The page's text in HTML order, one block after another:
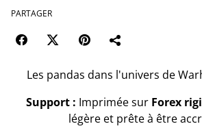
PARTAGER
Les pandas dans l'univers de
Support : Imprimée sur Forex
légère et prête à être